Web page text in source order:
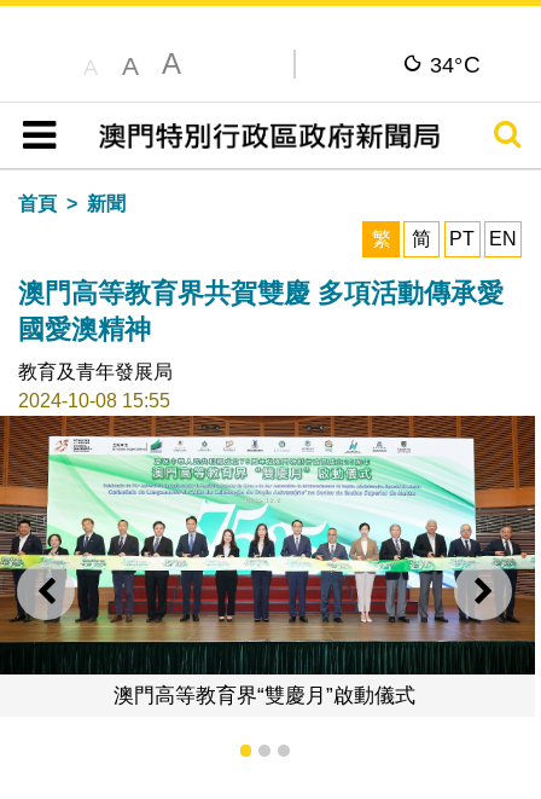
A A A 34°C
目錄
搜尋
首頁
新聞
繁
简 PT EN
澳門高等教育界共賀雙慶 多項活動傳承愛
國愛澳精神
教育及青年發展局
2024-10-08 15:55
上一則 下一
現場大合
1 2 3